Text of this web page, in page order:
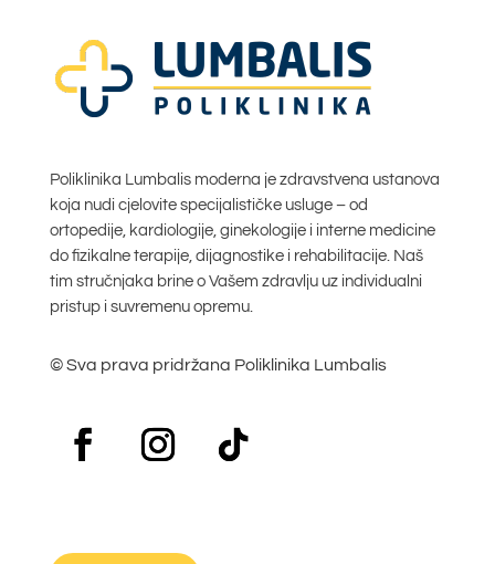
Poliklinika Lumbalis moderna je zdravstvena ustanova
koja nudi cjelovite specijalističke usluge – od
ortopedije, kardiologije, ginekologije i interne medicine
do fizikalne terapije, dijagnostike i rehabilitacije. Naš
tim stručnjaka brine o Vašem zdravlju uz individualni
pristup i suvremenu opremu.
© Sva prava pridržana Poliklinika Lumbalis